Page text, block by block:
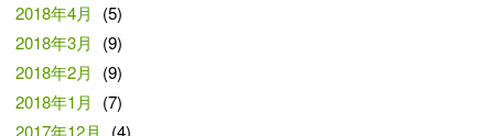
2018年4月
(5)
2018年3月
(9)
2018年2月
(9)
2018年1月
(7)
2017年12月
(4)